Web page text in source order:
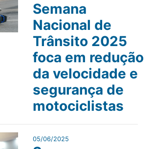
Semana
Nacional de
Trânsito 2025
foca em redução
da velocidade e
segurança de
motociclistas
05/06/2025